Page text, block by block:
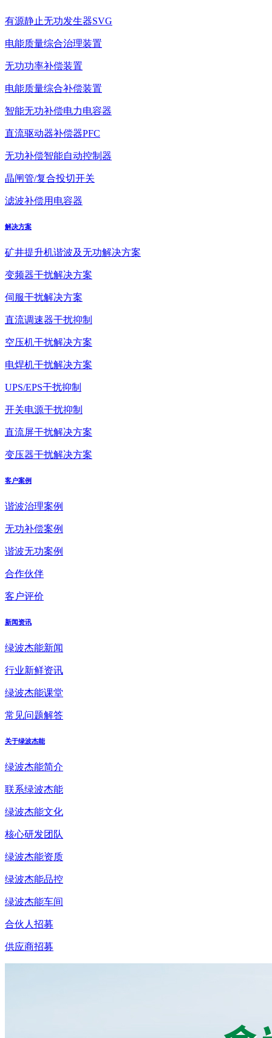
有源静止无功发生器SVG
电能质量综合治理装置
无功功率补偿装置
电能质量综合补偿装置
智能无功补偿电力电容器
直流驱动器补偿器PFC
无功补偿智能自动控制器
晶闸管/复合投切开关
滤波补偿用电容器
解决方案
矿井提升机谐波及无功解决方案
变频器干扰解决方案
伺服干扰解决方案
直流调速器干扰抑制
空压机干扰解决方案
电焊机干扰解决方案
UPS/EPS干扰抑制
开关电源干扰抑制
直流屏干扰解决方案
变压器干扰解决方案
客户案例
谐波治理案例
无功补偿案例
谐波无功案例
合作伙伴
客户评价
新闻资讯
绿波杰能新闻
行业新鲜资讯
绿波杰能课堂
常见问题解答
关于绿波杰能
绿波杰能简介
联系绿波杰能
绿波杰能文化
核心研发团队
绿波杰能资质
绿波杰能品控
绿波杰能车间
合伙人招募
供应商招募